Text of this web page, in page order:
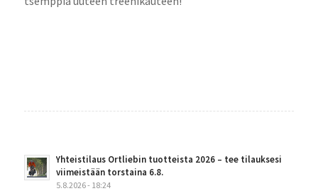
Yhteistilaus Ortliebin tuotteista 2026 – tee tilauksesi
viimeistään torstaina 6.8.
5.8.2026 - 18:24